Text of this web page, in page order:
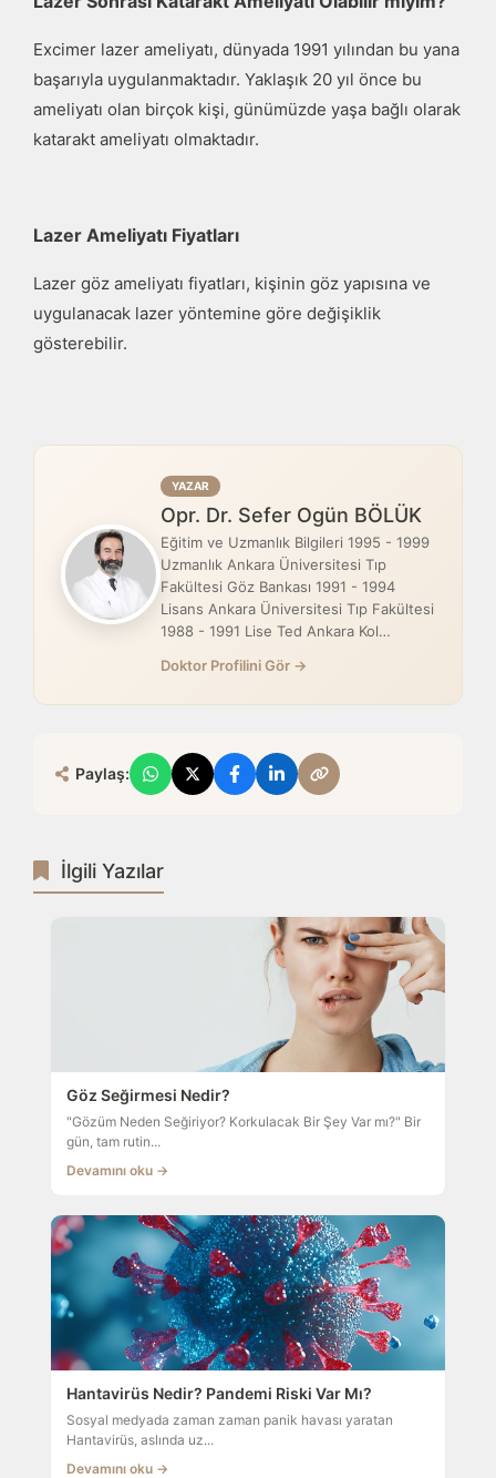
Excimer lazer ameliyatı, dünyada 1991 yılından bu yana
başarıyla uygulanmaktadır. Yaklaşık 20 yıl önce bu
ameliyatı olan birçok kişi, günümüzde yaşa bağlı olarak
katarakt ameliyatı olmaktadır.
Lazer Ameliyatı Fiyatları
Lazer göz ameliyatı fiyatları, kişinin göz yapısına ve
uygulanacak lazer yöntemine göre değişiklik
gösterebilir.
YAZAR
Opr. Dr. Sefer Ogün BÖLÜK
Eğitim ve Uzmanlık Bilgileri 1995 - 1999
Uzmanlık Ankara Üniversitesi Tıp
Fakültesi Göz Bankası 1991 - 1994
Lisans Ankara Üniversitesi Tıp Fakültesi
1988 - 1991 Lise Ted Ankara Kol…
Doktor Profilini Gör →
Paylaş:
İlgili Yazılar
Göz Seğirmesi Nedir?
"Gözüm Neden Seğiriyor? Korkulacak Bir Şey Var mı?" Bir
gün, tam rutin...
Devamını oku →
Hantavirüs Nedir? Pandemi Riski Var Mı?
Sosyal medyada zaman zaman panik havası yaratan
Hantavirüs, aslında uz...
Devamını oku →